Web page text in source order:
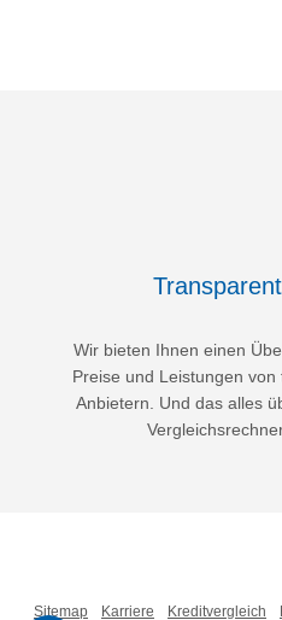
Transparent
Wir bieten Ihnen einen
Preise und Leistungen von
Anbietern. Und das alles
Sitemap Karriere Kreditvergleich